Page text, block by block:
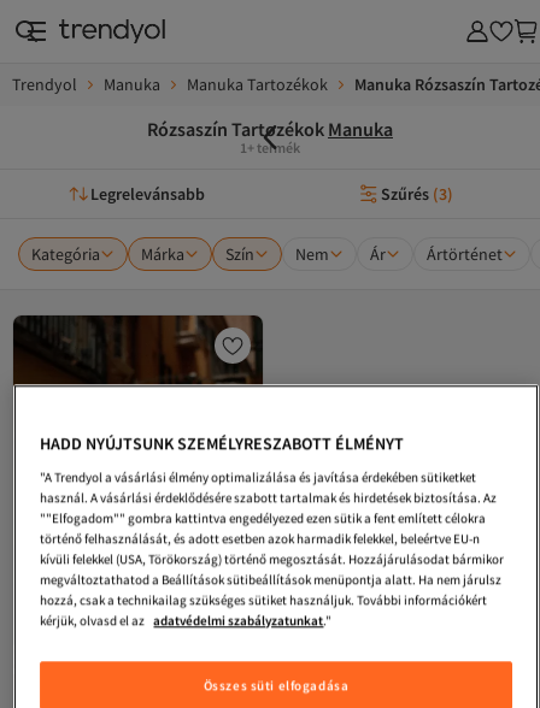
Trendyol Manuka Manuka Tartozékok Manuka Rózsaszín
Rózsaszín Tartozékok Manuka
1+ termék
Legrelevánsabb Szűrés (3)
Kategória Márka Szín Nem Ár Ártörténet
HADD NYÚJTSUNK SZEMÉLYRESZABOTT ÉLMÉNYT
"A Trendyol a vásárlási élmény optimalizálása és javítása érdekében sütiketket
használ. A vásárlási érdeklődésére szabott tartalmak és hirdetések biztosítása. Az
""Elfogadom"" gombra kattintva engedélyezed ezen sütik a fent említett célokra
történő felhasználását, és adott esetben azok harmadik felekkel, beleértve EU-n
kívüli felekkel (USA, Törökország) történő megosztását. Hozzájárulásodat bármikor
megváltoztathatod a Beállítások sütibeállítások menüpontja alatt. Ha nem járulsz
hozzá, csak a technikailag szükséges sütiket használjuk. További információkért
kérjük, olvasd el az adatvédelmi szabályzatunkat."
Összes süti elfogadása